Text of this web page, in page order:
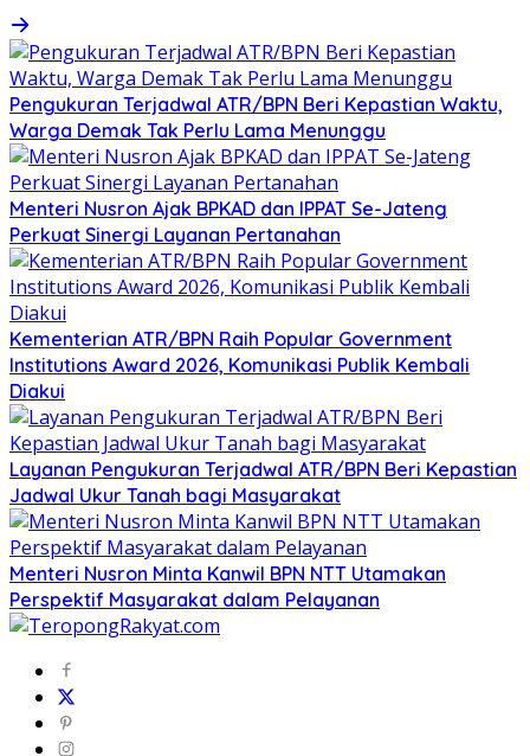
Pengukuran Terjadwal ATR/BPN Beri Kepastian Waktu,
Warga Demak Tak Perlu Lama Menunggu
Menteri Nusron Ajak BPKAD dan IPPAT Se-Jateng
Perkuat Sinergi Layanan Pertanahan
Kementerian ATR/BPN Raih Popular Government
Institutions Award 2026, Komunikasi Publik Kembali
Diakui
Layanan Pengukuran Terjadwal ATR/BPN Beri Kepastian
Jadwal Ukur Tanah bagi Masyarakat
Menteri Nusron Minta Kanwil BPN NTT Utamakan
Perspektif Masyarakat dalam Pelayanan